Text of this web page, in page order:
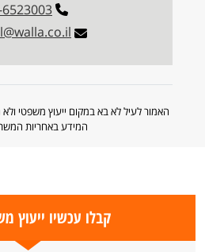
האמור לעיל לא בא במקום ייעוץ משפטי
המידע באחריות
קבלו עכשיו ייעוץ